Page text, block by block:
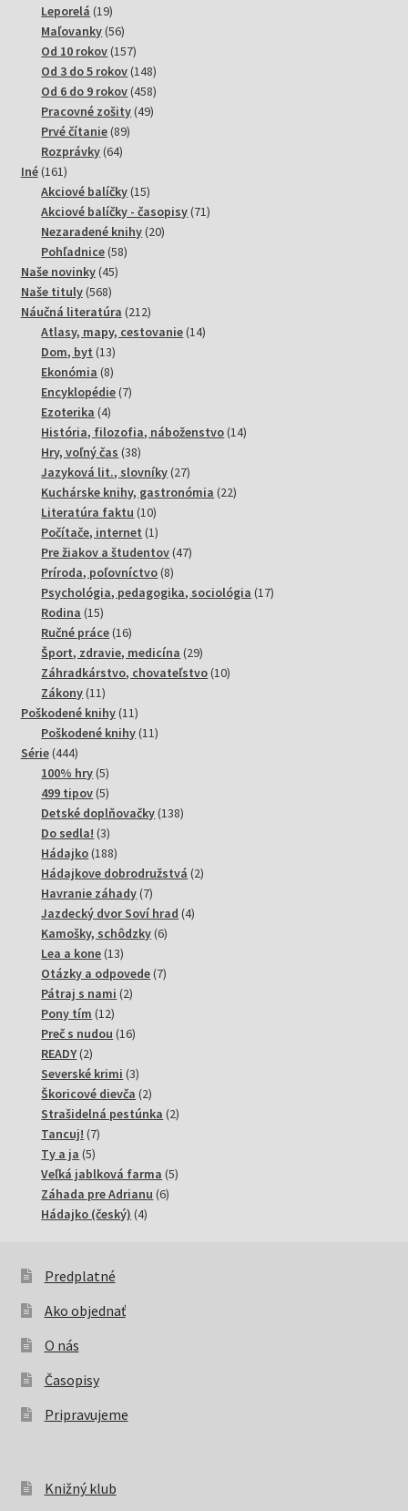
produktov
Leporelá 1919
produktov
Maľovanky 5656
produktov
Od 10 rokov 157157
produktov
Od 3 do 5 rokov 148148
produktov
Od 6 do 9 rokov 458458
produktov
Pracovné zošity 4949
Prvé čítanie 8989
Rozprávky 6464
Iné 161161
produktov
Akciové balíčky 1515
produktov
Akciové balíčky - časopisy 7171
Nezaradené knihy 2020
Pohľadnice 5858
Naše novinky 4545
Naše tituly 568568
produktov
Náučná literatúra 212212
produktov
Atlasy, mapy, cestovanie 1414
Dom, byt 1313
produktov
Ekonómia 88
produktov
Encyklopédie 77
Ezoterika 44
produkty
História, filozofia, náboženstvo 1414
Hry, voľný čas 3838
produktov
Jazyková lit., slovníky 2727
produktov
Kuchárske knihy, gastronómia 2222
Literatúra faktu 1010
produktov
Počítače, internet 11
produkt
Pre žiakov a študentov 4747
Príroda, poľovníctvo 88
produktov
Psychológia, pedagogika, sociológia 1717
Rodina 1515
produktov
Ručné práce 1616
produktov
Šport, zdravie, medicína 2929
produktov
Záhradkárstvo, chovateľstvo 1010
Zákony 1111
produktov
Poškodené knihy 1111
produktov
Poškodené knihy 1111
Série 444444
produktov
100% hry 55
produktov
499 tipov 55
produktov
Detské doplňovačky 138138
Do sedla! 33
produkty
Hádajko 188188
produktov
Hádajkove dobrodružstvá 22
Havranie záhady 77
produktov
Jazdecký dvor Soví hrad 44
Kamošky, schôdzky 66
Lea a kone 1313
produktov
Otázky a odpovede 77
Pátraj s nami 22
Pony tím 1212
produktov
Preč s nudou 1616
READY 22
produkty
Severské krimi 33
produkty
Škoricové dievča 22
produkty
Strašidelná pestúnka 22
Tancuj! 77
Ty a ja 55
produktov
Veľká jablková farma 55
Záhada pre Adrianu 66
Hádajko (český) 44
Predplatné
Ako objednať
O nás
Časopisy
Pripravujeme
Knižný klub